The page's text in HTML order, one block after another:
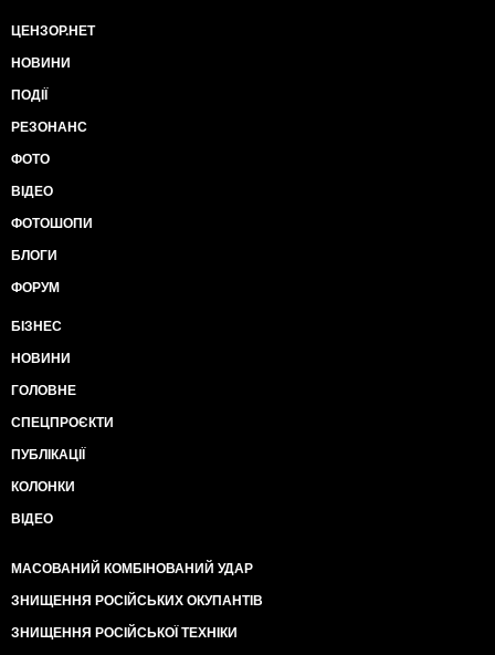
ЦЕНЗОР.НЕТ
НОВИНИ
ПОДІЇ
РЕЗОНАНС
ФОТО
ВІДЕО
ФОТОШОПИ
БЛОГИ
ФОРУМ
БІЗНЕС
НОВИНИ
ГОЛОВНЕ
СПЕЦПРОЄКТИ
ПУБЛІКАЦІЇ
КОЛОНКИ
ВІДЕО
МАСОВАНИЙ КОМБІНОВАНИЙ УДАР
ЗНИЩЕННЯ РОСІЙСЬКИХ ОКУПАНТІВ
ЗНИЩЕННЯ РОСІЙСЬКОЇ ТЕХНІКИ